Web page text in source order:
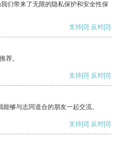
们带来了无限的隐私保护和安全性保
支持[0] 反对[0]
荐。
支持[0] 反对[0]
够与志同道合的朋友一起交流。
支持[0] 反对[0]